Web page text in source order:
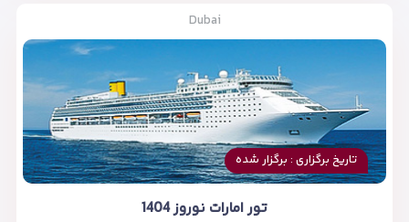
Dubai
تاریخ برگزاری : برگزار شده
تور امارات نوروز 1404